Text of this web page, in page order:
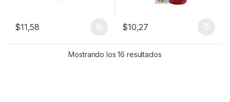
$11,58 $10,27
Mostrando los 16 resultados